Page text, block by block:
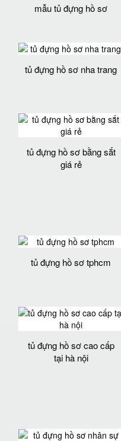
mẫu tủ đựng hồ sơ
tủ đựng hồ sơ nha trang
tủ đựng hồ sơ bằng sắt
giá rẻ
tủ đựng hồ sơ tphcm
tủ đựng hồ sơ cao cấp
tại hà nội